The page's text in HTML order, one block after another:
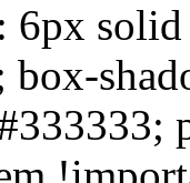
6px
box-